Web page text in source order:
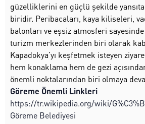
güzelliklerini en güçlü şekilde
biridir. Peribacaları, kaya kiliseleri,
balonları ve eşsiz atmosferi sayesinde
turizm merkezlerinden biri olarak
Kapadokya’yı keşfetmek isteyen
hem konaklama hem de gezi
önemli noktalarından biri olmaya
Göreme Önemli Linkleri
https://tr.wikipedia.org/wiki/
Göreme Belediyesi